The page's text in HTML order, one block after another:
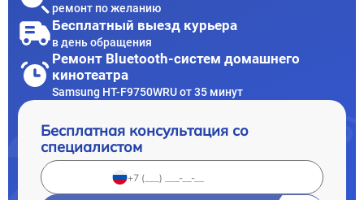
ремонт по желанию
Бесплатный выезд курьера
в день обращения
Ремонт Bluetooth-систем домашнего
кинотеатра
Samsung HT-F9750WRU от 35 минут
Бесплатная консультация со
специалистом